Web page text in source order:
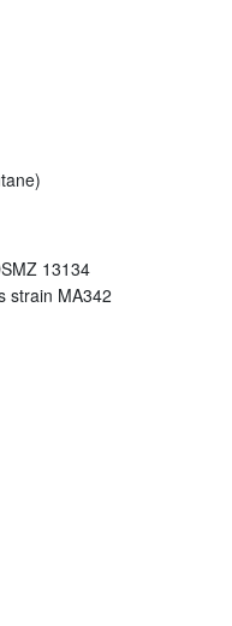
13134
strain MA342